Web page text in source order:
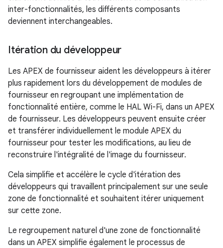
inter-fonctionnalités, les différents composants
deviennent interchangeables.
Itération du développeur
Les APEX de fournisseur aident les développeurs à itérer
plus rapidement lors du développement de modules de
fournisseur en regroupant une implémentation de
fonctionnalité entière, comme le HAL Wi-Fi, dans un APEX
de fournisseur. Les développeurs peuvent ensuite créer
et transférer individuellement le module APEX du
fournisseur pour tester les modifications, au lieu de
reconstruire l'intégralité de l'image du fournisseur.
Cela simplifie et accélère le cycle d'itération des
développeurs qui travaillent principalement sur une seule
zone de fonctionnalité et souhaitent itérer uniquement
sur cette zone.
Le regroupement naturel d'une zone de fonctionnalité
dans un APEX simplifie également le processus de